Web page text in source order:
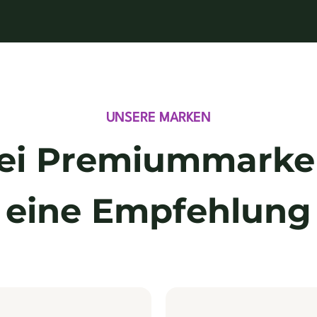
UNSERE MARKEN
eine Empfehlung